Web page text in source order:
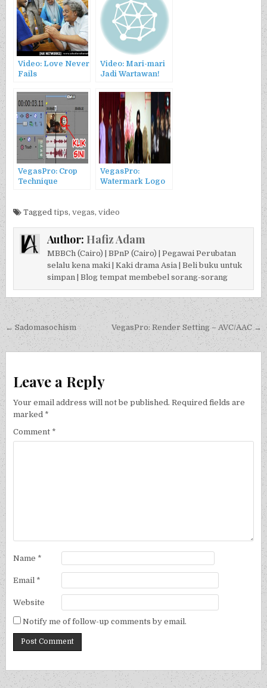
Video: Love Never
Fails
Video: Mari-mari
Jadi Wartawan!
VegasPro: Crop
Technique
VegasPro:
Watermark Logo
Taggedtips,vegas,video
Author: Hafiz Adam
MBBCh (Cairo) | BPnP (Cairo) | Pegawai Perubatan
selalu kena maki | Kaki drama Asia | Beli buku untuk
simpan | Blog tempat membebel sorang-sorang
Post navigation
← Sadomasochism VegasPro: Render Setting – AVC/AAC →
Leave a Reply
Your email address will not be published. Required fields are
marked *
Comment *
Name *
Email *
Website
Notify me of follow-up comments by email.